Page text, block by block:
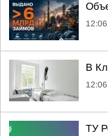
12:06
В
12:06
ТУ